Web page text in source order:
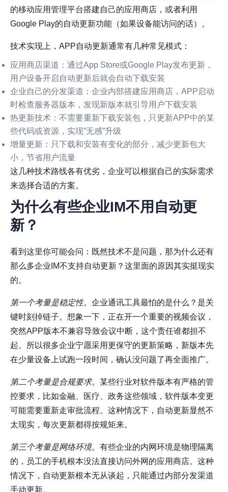
的移动应用管理平台搭建自己的应用商店，或者利用
Google Play的自动更新功能（如果设备能访问的话）。
技术实现上，APP自动更新通常有几种常见模式：
应用商店渠道 ：通过App Store或Google Play发布更新，
用户设备开启自动更新后就会自动下载安装
企业自己的分发渠道 ：企业内部搭建应用商店，APP启动
时检查服务器版本，发现新版本就引导用户下载安装
热更新技术 ：不需要重新下载安装包，只更新APP中的某
些代码或资源，实现”无感”升级
增量更新 ：只下载和安装有变化的部分，减少更新包大
小，节省用户流量
这几种技术路线各有优劣，企业可以根据自己的实际需求
来选择合适的方案。
为什么有些企业IM不用自动更
新？
看到这里你可能会问：既然技术不是问题，那为什么还有
那么多企业IM不支持自动更新？这里面的原因其实挺现实
的。
第一个考量是稳定性。企业通讯工具最怕的是什么？是关
键时刻掉链子。想象一下，正在开一个重要的视频会议，
突然APP版本不兼容导致会议中断，这个责任谁都担不
起。所以很多企业宁愿采用更保守的更新策略，新版本先
在少量设备上试跑一段时间，确认没问题了再全面推广。
第二个考量是合规要求。某些行业对软件版本有严格的管
控要求，比如金融、医疗、政务这些领域，软件版本变更
可能需要重新走审批流程。这种情况下，自动更新显然不
太现实，每次更新都得按规矩来。
第三个考量是网络环境。有些企业的内网环境是物理隔离
的，员工的手机根本没法直接访问外网的应用商店。这种
情况下，自动更新根本无从谈起，只能通过内部分发渠道
手动更新。